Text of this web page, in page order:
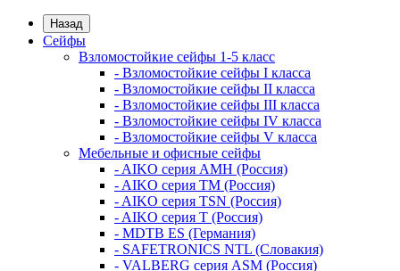
Назад
Сейфы
Взломостойкие сейфы 1-5 класс
- Взломостойкие сейфы I класса
- Взломостойкие сейфы II класса
- Взломостойкие сейфы III класса
- Взломостойкие сейфы IV класса
- Взломостойкие сейфы V класса
Мебельные и офисные сейфы
- AIKO серия AMH (Россия)
- AIKO серия TM (Россия)
- AIKO серия TSN (Россия)
- AIKO серия Т (Россия)
- MDTB ES (Германия)
- SAFETRONICS NTL (Словакия)
- VALBERG серия ASM (Россия)